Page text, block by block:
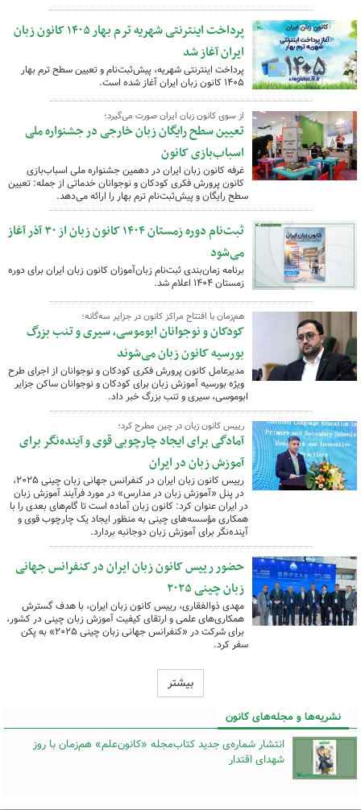
پرداخت اینترنتی شهریه ترم بهار ۱۴۰۵ کانون زبان
ایران آغاز شد
پرداخت اینترنتی شهریه، پیش‌ثبت‌نام و تعیین سطح ترم بهار
۱۴۰۵ کانون زبان ایران آغاز شده است.
از سوی کانون زبان ایران صورت می‌گیرد؛
تعیین سطح رایگان زبان خارجی در جشنواره ملی
اسباب‌بازی کانون
غرفه کانون زبان ایران در دهمین جشنواره ملی اسباب‌بازی
کانون پرورش فکری کودکان و نوجوانان خدماتی از جمله: تعیین
سطح رایگان و پیش‌ثبت‌نام ترم بهار را ارائه می‌دهد.
ثبت‌نام دوره زمستان ۱۴۰۴ کانون زبان از ۳۰ آذر آغاز
می‌شود
برنامه زمان‌بندی ثبت‌نام زبان‌آموزان کانون زبان ایران برای دوره
زمستان ۱۴۰۴ اعلام شد.
هم‌زمان با افتتاح مراکز کانون در جزایر سه‌گانه؛
کودکان و نوجوانان ابوموسی، سیری و تنب بزرگ
بورسیه کانون زبان می‌شوند
مدیرعامل کانون پرورش فکری کودکان و نوجوانان از اجرای طرح
ویژه بورسیه آموزش زبان برای کودکان و نوجوانان ساکن جزایر
ابوموسی، سیری و تنب بزرگ خبر داد.
رییس کانون زبان در چین مطرح کرد؛
آمادگی برای ایجاد چارچوبی قوی و آینده‌نگر برای
آموزش زبان در ایران
رییس کانون زبان ایران در کنفرانس جهانی زبان چینی ۲۰۲۵،
در پنل «آموزش زبان در مدارس» در مورد فرآیند آموزش زبان
در ایران عنوان کرد: کانون زبان آماده است تا گام‌های بعدی را با
همکاری مؤسسه‌های چینی به منظور ایجاد یک چارچوب قوی و
آینده‌نگر برای آموزش زبان دوجانبه بردارد.
حضور رییس کانون زبان ایران در کنفرانس جهانی
زبان چینی ۲۰۲۵
مهدی ذوالفقاری، رییس کانون زبان ایران، با هدف گسترش
همکاری‌های علمی و ارتقای کیفیت آموزش زبان چینی در کشور،
برای شرکت در «کنفرانس جهانی زبان چینی ۲۰۲۵» به پکن
سفر کرد.
بیشتر
نشریه‌ها و مجله‌های کانون
انتشار شماره‌ی جدید کتاب‌مجله «کانون‌علم» هم‌زمان با روز
شهدای اقتدار